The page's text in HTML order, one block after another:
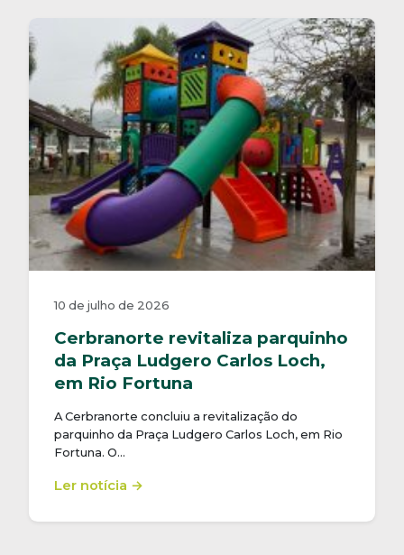
10 de julho de 2026
Cerbranorte revitaliza parquinho
da Praça Ludgero Carlos Loch,
em Rio Fortuna
A Cerbranorte concluiu a revitalização do
parquinho da Praça Ludgero Carlos Loch, em Rio
Fortuna. O…
Ler notícia →